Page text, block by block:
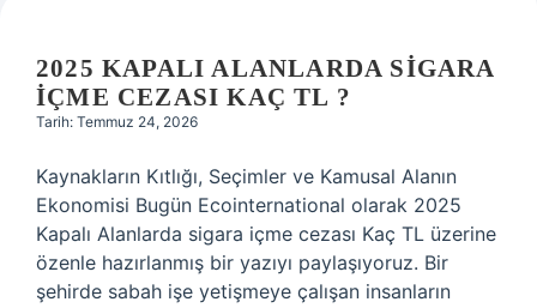
2025 KAPALI ALANLARDA SIGARA
IÇME CEZASI KAÇ TL ?
Tarih: Temmuz 24, 2026
Kaynakların Kıtlığı, Seçimler ve Kamusal Alanın
Ekonomisi Bugün Ecointernational olarak 2025
Kapalı Alanlarda sigara içme cezası Kaç TL üzerine
özenle hazırlanmış bir yazıyı paylaşıyoruz. Bir
şehirde sabah işe yetişmeye çalışan insanların